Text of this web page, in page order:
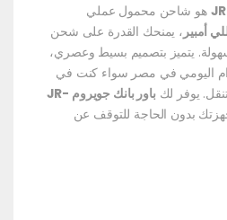
هو شاحن محمول عملي
، يمنحك القدرة على شحن
يتميز بتصميم بسيط وعصري،
اليومي في مصر سواء كنت في
يوفر لك
باور بانك جويروم JR-
بدون الحاجة للتوقف عن